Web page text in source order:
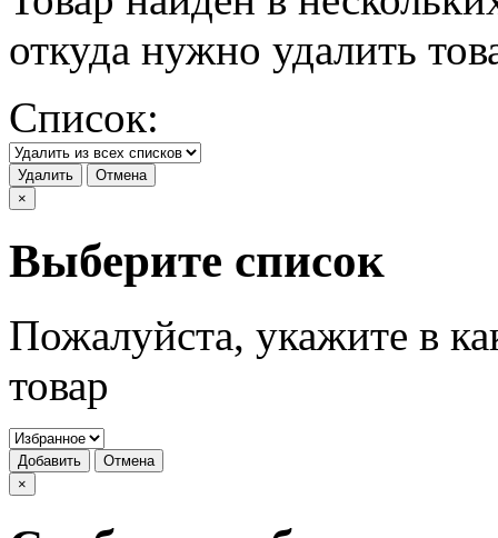
откуда нужно удалить
Список:
Удалить
Отмена
×
Выберите список
Пожалуйста, укажите в
товар
Добавить
Отмена
×